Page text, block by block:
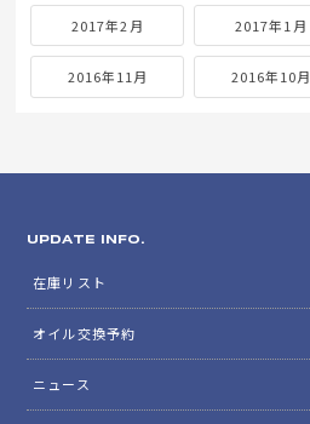
2017年2月 2017年1月
2016年11月 2016年10月
UPDATE INFO.
在庫リスト
オイル交換予約
ニュース